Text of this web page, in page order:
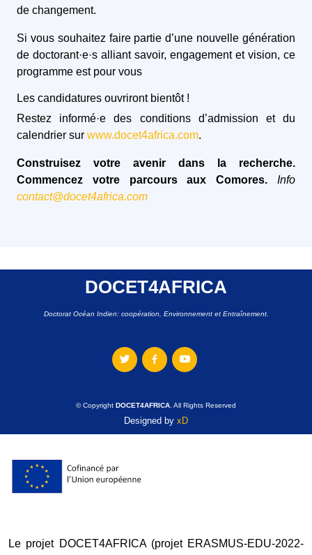
de changement.
Si vous souhaitez faire partie d’une nouvelle génération
de doctorant·e·s alliant savoir, engagement et vision, ce
programme est pour vous
Les candidatures ouvriront bientôt !
Restez informé·e des conditions d’admission et du
calendrier sur www.docet4africa.com.
Construisez votre avenir dans la recherche.
Commencez votre parcours aux Comores.
Info
contact@docet4africa.com
DOCET4AFRICA
Doctorat Océan Indien: coopération, Environnement et Entraînement.
© Copyright DOCET4AFRICA . All Rights Reserved
Designed by xD
Le projet DOCET4AFRICA (projet ERASMUS-EDU-2022-